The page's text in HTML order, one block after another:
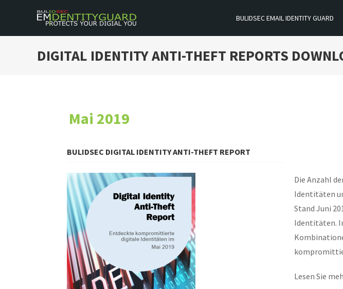
content
BULIDSEC EMAIL IDENTITY GUARD
Protects Your Digital You
BULIDSEC EMAIL IDENTITY GUARD
DIGITAL IDENTITY ANTI-THEFT REPORTS
Mai 2019
BULIDSEC DIGITAL IDENTITY ANTI-THEFT REPORT
Die Anzahl
Identitäten
Stand Juni
Identitäten.
Lesen Sie